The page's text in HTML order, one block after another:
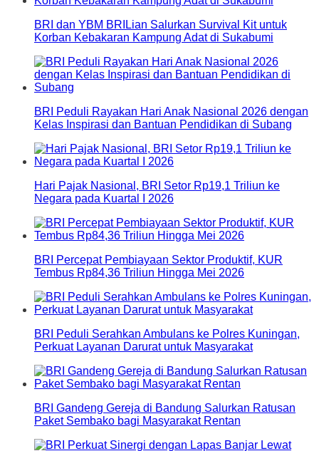
BRI dan YBM BRILian Salurkan Survival Kit untuk
Korban Kebakaran Kampung Adat di Sukabumi
BRI Peduli Rayakan Hari Anak Nasional 2026 dengan
Kelas Inspirasi dan Bantuan Pendidikan di Subang
Hari Pajak Nasional, BRI Setor Rp19,1 Triliun ke
Negara pada Kuartal I 2026
BRI Percepat Pembiayaan Sektor Produktif, KUR
Tembus Rp84,36 Triliun Hingga Mei 2026
BRI Peduli Serahkan Ambulans ke Polres Kuningan,
Perkuat Layanan Darurat untuk Masyarakat
BRI Gandeng Gereja di Bandung Salurkan Ratusan
Paket Sembako bagi Masyarakat Rentan